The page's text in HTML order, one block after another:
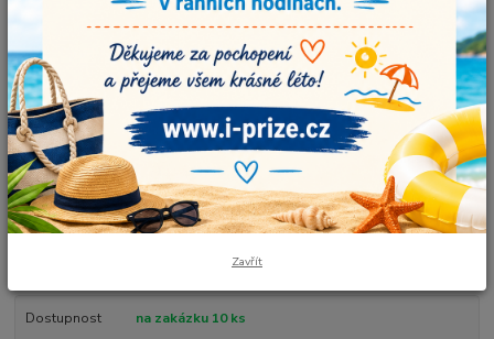
Barvy: světle zelená, modrá, tyrkysová. Duhové klubíčko v návinu, který si
sami zvolíte. Je vhodné pro čepičky, šaty, sukně, šátky, tuniky, deky a také
originální dekorace. Vlastnoručně smotané, vyrobené v České republice.
Údržba: prát ručně nebo v pračce max na 30°C. Nesušit v sušičce.
Dostupnost
na zakázku 10 ks
Zavřít